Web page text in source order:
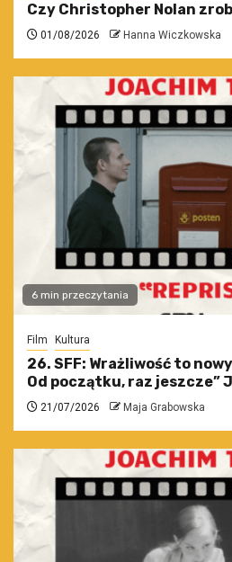
Czy Christopher Nolan
01/08/2026 Hanna Wiczkowska
6 min przeczytania
Film Kultura
26. SFF: Wrażliwość to
Od początku, raz jeszcze”
21/07/2026 Maja Grabowska